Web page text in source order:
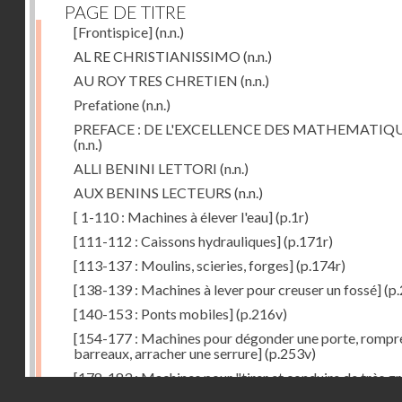
PAGE DE TITRE
[Frontispice](n.n.)
AL RE CHRISTIANISSIMO (n.n.)
AU ROY TRES CHRETIEN (n.n.)
Prefatione(n.n.)
PREFACE : DE L'EXCELLENCE DES
(n.n.)
ALLI BENINI LETTORI (n.n.)
AUX BENINS LECTEURS (n.n.)
[ 1-110 : Machines à élever l'eau](p.1r)
[111-112 : Caissons hydrauliques](p.171r)
[113-137 : Moulins, scieries, forges](p.174r)
[138-139 : Machines à lever pour creuser un fossé]
[140-153 : Ponts mobiles](p.216v)
[154-177 : Machines pour dégonder une porte,
barreaux, arracher une serrure](p.253v)
[178-183 : Machines pour "tirer et conduire de très